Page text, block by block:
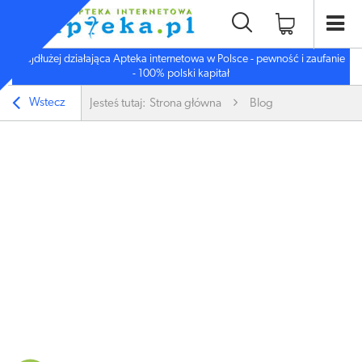
Najdłużej działająca Apteka internetowa w Polsce - pewność i zaufanie
- 100% polski kapitał
Wstecz Jesteś tutaj: Strona główna Blog